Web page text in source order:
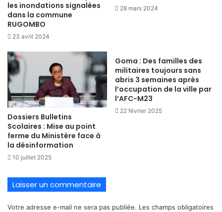
les inondations signalées
dans la commune
RUGOMBO
23 avril 2024
28 mars 2024
Dossiers Bulletins
Scolaires : Mise au point
ferme du Ministère face à
la désinformation
10 juillet 2025
Goma : Des familles des
militaires toujours sans
abris 3 semaines après
l’occupation de la ville par
l’AFC-M23
22 février 2025
Laisser un commentaire
Votre adresse e-mail ne sera pas publiée. Les champs obligatoires